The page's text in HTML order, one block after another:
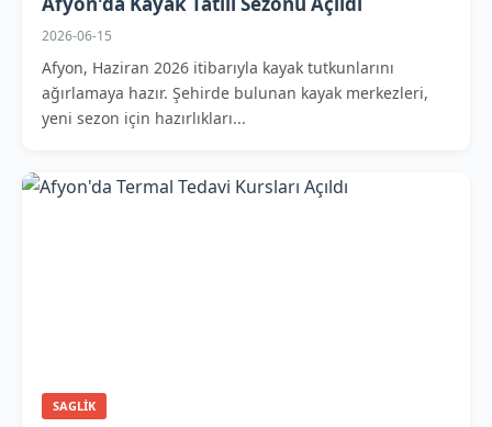
2026-06-15
Afyon, Haziran 2026 itibarıyla kayak tutkunlarını
ağırlamaya hazır. Şehirde bulunan kayak merkezleri,
yeni sezon için hazırlıkları...
SAGLIK